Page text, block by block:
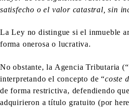
satisfecho o el valor catastral, sin
La Ley no distingue si el inmueble
forma onerosa o lucrativa.
No obstante, la Agencia Tributaria (“
interpretando el concepto de “coste
de forma restrictiva, defendiendo
adquirieron a título gratuito (por